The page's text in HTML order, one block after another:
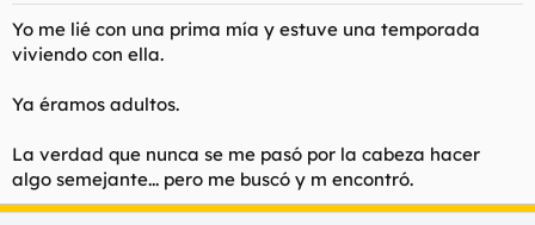
Yo me lié con una prima mía y estuve una temporada
viviendo con ella.
Ya éramos adultos.
La verdad que nunca se me pasó por la cabeza hacer
algo semejante... pero me buscó y m encontró.